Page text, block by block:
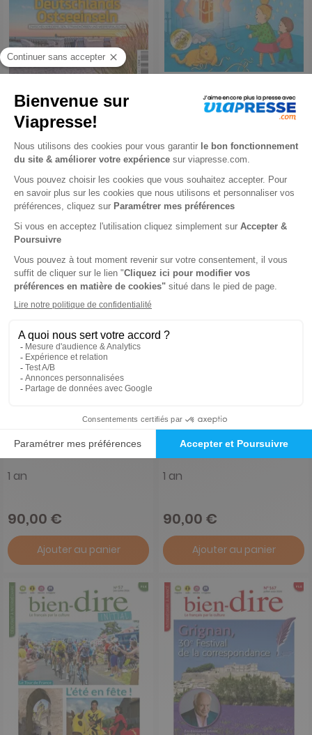
Vocable Allemand
80,40 €
45,90 €
Ajouter au panier
Story Box
90,00 €
Ajouter au panier
Adventure Box
1 an
90,00 €
Ajouter au panier
Discovery Box
1 an
90,00 €
Ajouter au panier